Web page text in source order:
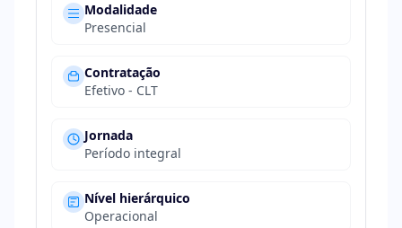
Modalidade
Presencial
Contratação
Efetivo - CLT
Jornada
Período integral
Nível hierárquico
Operacional